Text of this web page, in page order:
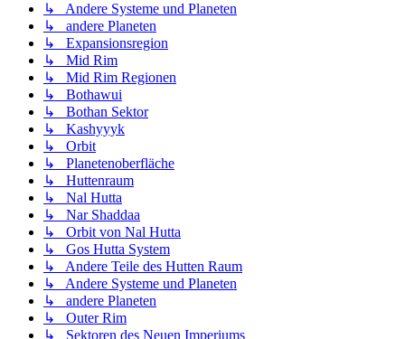
↳ Andere Systeme und Planeten
↳ andere Planeten
↳ Expansionsregion
↳ Mid Rim
↳ Mid Rim Regionen
↳ Bothawui
↳ Bothan Sektor
↳ Kashyyyk
↳ Orbit
↳ Planetenoberfläche
↳ Huttenraum
↳ Nal Hutta
↳ Nar Shaddaa
↳ Orbit von Nal Hutta
↳ Gos Hutta System
↳ Andere Teile des Hutten Raum
↳ Andere Systeme und Planeten
↳ andere Planeten
↳ Outer Rim
↳ Sektoren des Neuen Imperiums